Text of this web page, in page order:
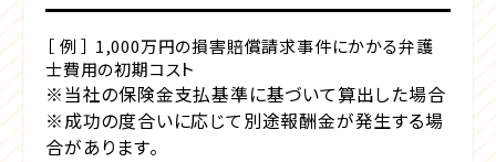
［ 例 ］ 1,000万円の損害賠償請求事件にかかる弁護
士費用の初期コスト
※当社の保険金支払基準に基づいて算出した場合
※成功の度合いに応じて別途報酬金が発生する場
合があります。